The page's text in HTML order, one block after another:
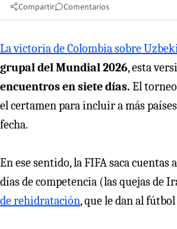
Compartir Comentarios
La victoria de Colombia sobre
grupal del Mundial 2026, esta
encuentros en siete días. El
el certamen para incluir a más
fecha.
En ese sentido, la FIFA saca
días de competencia (las quejas de
de rehidratación, que le dan al